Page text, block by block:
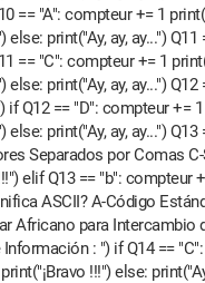
== "A": compteur += 1
else: print("Ay, ay, ay...")
== "C": compteur += 1
else: print("Ay, ay, ay...")
if Q12 == "D": compteur +=
else: print("Ay, ay, ay...")
Separados por Comas
elif Q13 == "b": compteur
ASCII? A-Código
Africano para Intercambio
: ") if Q14 ==
!!!") else: